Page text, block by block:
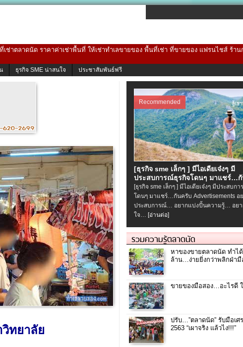
าตลาดนัด ราคาค่าเช่าพื้นที่ ให้เช่าทำเลขายของ พื้นที่เช่า ที่ขายของ แฟรนไชส์ ร้าน
ธุรกิจ SME น่าสนใจ ประชาสัมพันธ์ฟรี
ทยาลัย
Recommended
[ธุรกิจ sme เล็กๆ ] มีไอเดียเจ๋งๆ มี
ประสบการณ์ธุรกิจโดนๆ มาแชร์…
[ธุรกิจ sme เล็กๆ ] มีไอเดียเจ๋งๆ มีประสบก
โดนๆ มาแชร์…กันครับ Advertisements อ
ประสบการณ์… อยากแบ่งปั้นความรู้… อยา
ใจ… [อ่านต่อ]
รวมความรู้ตลาดนัด
หาของขายตลาดนัด ทำไ
ล้าน…ง่ายยิ่งกว่าพลิกฝ่ามื
ขายของมือสอง…อะไรดี
ปรับ…”ตลาดนัด” รับมือเ
2563 “เผาจริง แล้วไง!!!”